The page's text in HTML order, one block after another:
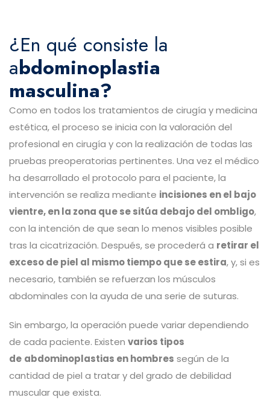
¿En qué consiste la
abdominoplastia
masculina?
Como en todos los tratamientos de cirugía y medicina
estética, el proceso se inicia con la valoración del
profesional en cirugía y con la realización de todas las
pruebas preoperatorias pertinentes. Una vez el médico
ha desarrollado el protocolo para el paciente, la
intervención se realiza mediante incisiones en el bajo
vientre, en la zona que se sitúa debajo del ombligo,
con la intención de que sean lo menos visibles posible
tras la cicatrización. Después, se procederá a retirar el
exceso de piel al mismo tiempo que se estira, y, si es
necesario, también se refuerzan los músculos
abdominales con la ayuda de una serie de suturas.
Sin embargo, la operación puede variar dependiendo
de cada paciente. Existen varios tipos
de abdominoplastias en hombres según de la
cantidad de piel a tratar y del grado de debilidad
muscular que exista.